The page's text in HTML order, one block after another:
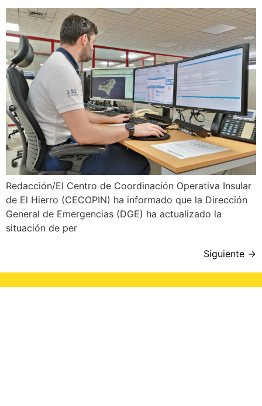
Redacción/El Centro de Coordinación Operativa Insular
de El Hierro (CECOPIN) ha informado que la Dirección
General de Emergencias (DGE) ha actualizado la
situación de per
Siguiente →